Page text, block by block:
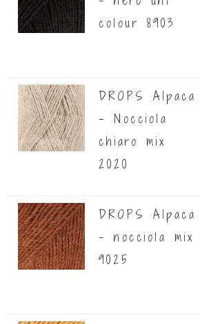
colour 8903
DROPS Alpaca
- Nocciola
chiaro mix
2020
DROPS Alpaca
- nocciola mix
9025